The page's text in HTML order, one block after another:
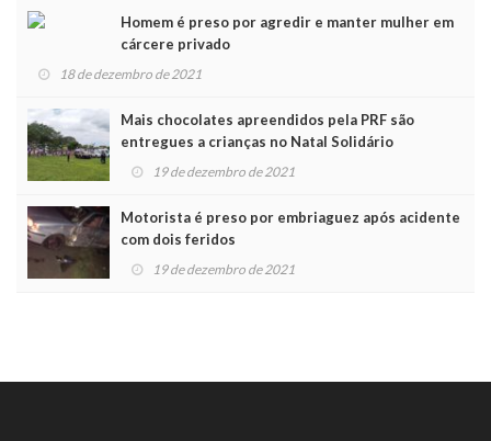
Homem é preso por agredir e manter mulher em
cárcere privado
18 de dezembro de 2021
Mais chocolates apreendidos pela PRF são
entregues a crianças no Natal Solidário
19 de dezembro de 2021
Motorista é preso por embriaguez após acidente
com dois feridos
19 de dezembro de 2021